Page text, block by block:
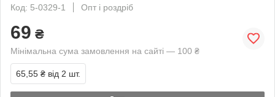
Код: 5-0329-1
Опт і роздріб
69 ₴
Мінімальна сума замовлення на сайті — 100 ₴
65,55 ₴ від 2 шт.